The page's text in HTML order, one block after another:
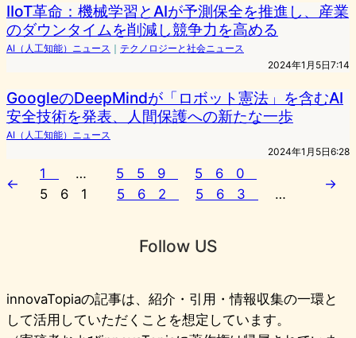
IIoT革命：機械学習とAIが予測保全を推進し、産業
のダウンタイムを削減し競争力を高める
AI（人工知能）ニュース ｜ テクノロジーと社会ニュース
2024年1月5日7:14
GoogleのDeepMindが「ロボット憲法」を含むAI
安全技術を発表、人間保護への新たな一歩
AI（人工知能）ニュース
2024年1月5日6:28
←
1 … 559
560
561
562 563 …
→
Follow US
innovaTopiaの記事は、紹介・引用・情報収集の一環と
して活用していただくことを想定しています。